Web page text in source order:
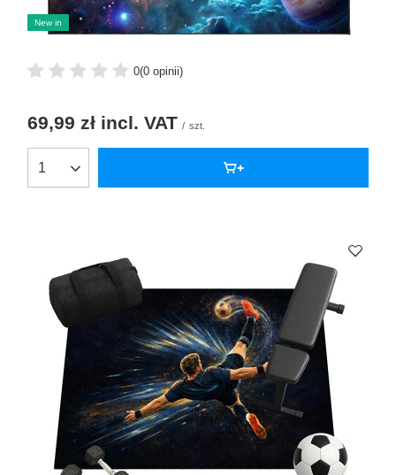
New in
0(0 opinii)
69,99 zł incl. VAT / szt.